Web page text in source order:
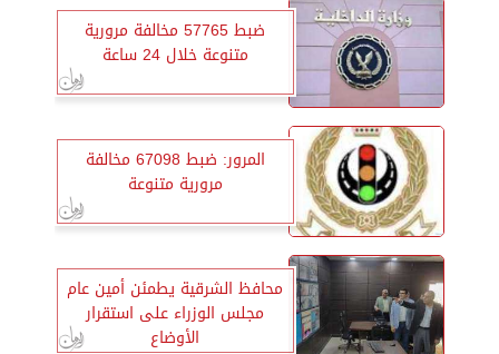
ضبط 57765 مخالفة مرورية
متنوعة خلال 24 ساعة
المرور: ضبط 67098 مخالفة
مرورية متنوعة
محافظ الشرقية يطمئن أمين عام
مجلس الوزراء على استقرار
الأوضاع